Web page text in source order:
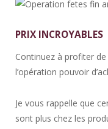
PRIX INCROYABLES
Continuez à profiter
l’opération pouvoir
Je vous rappelle que
sont plus chez les